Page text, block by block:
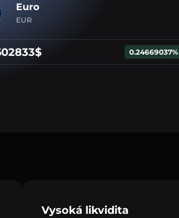
Euro
EUR
0.24669037%
Vysoká likvidita